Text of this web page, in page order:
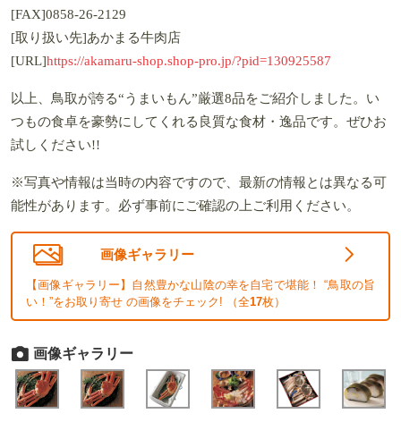
[FAX]0858-26-2129
[取り扱い先]あかまる牛肉店
[URL]https://akamaru-shop.shop-pro.jp/?pid=130925587
以上、鳥取が誇る“うまいもん”厳選8品をご紹介しました。い
つもの食卓を豪勢にしてくれる良質な食材・逸品です。ぜひお
試しください!!
※写真や情報は当時の内容ですので、最新の情報とは異なる可
能性があります。必ず事前にご確認の上ご利用ください。
画像ギャラリー
【画像ギャラリー】自然豊かな山陰の幸を自宅で堪能！ “鳥取の旨
い！”をお取り寄せ の画像をチェック! （全17枚）
画像ギャラリー